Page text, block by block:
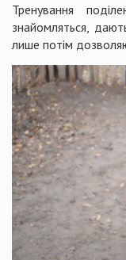
Тренування
знайомляться,
лише потім